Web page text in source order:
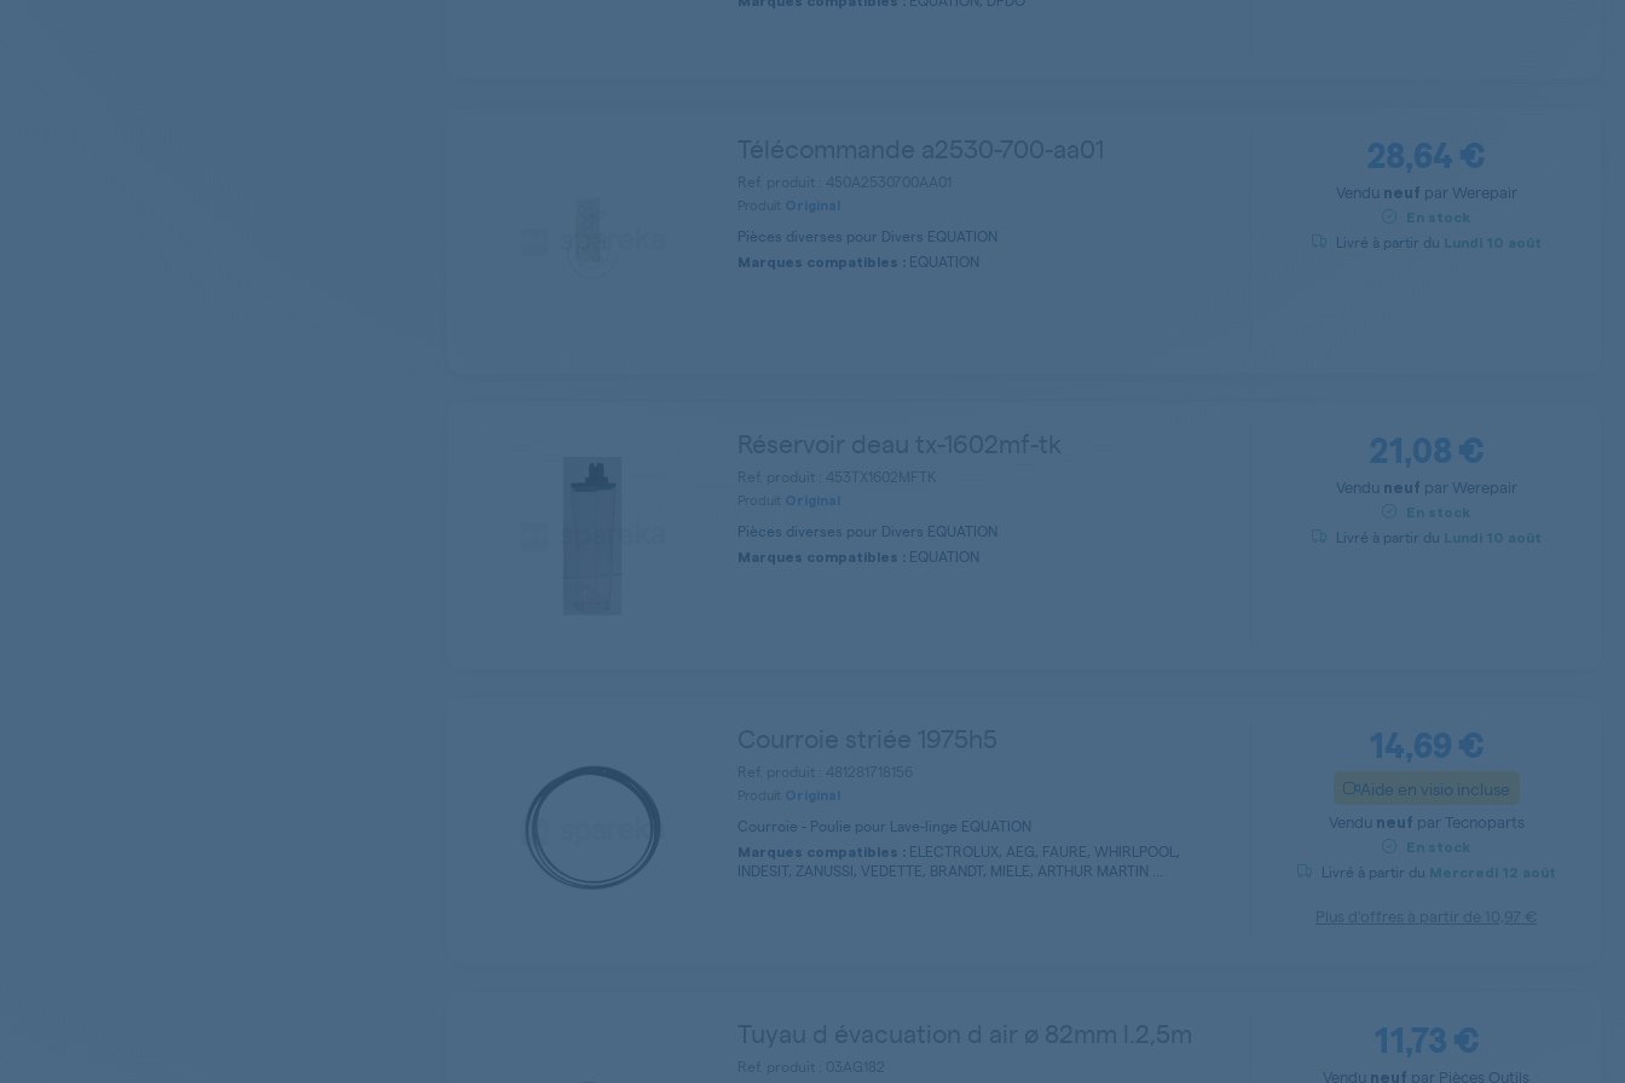
Original
Pièces diverses pour Divers EQUATION
Marques compatibles : EQUATION
28,64 €
Vendu neuf par Werepair
En stock
Livré à partir du Lundi 10 août
Original
Pièces diverses pour Divers EQUATION
Marques compatibles : EQUATION
21,08 €
Vendu neuf par Werepair
En stock
Livré à partir du Lundi 10 août
Original
Courroie - Poulie pour Lave-linge EQUATION
Marques compatibles : ELECTROLUX, AEG, FAURE, WHIRLPOOL,
INDESIT, ZANUSSI, VEDETTE, BRANDT, MIELE, ARTHUR MARTIN ...
14,69 €
Aide en visio incluse
Vendu neuf parTecnoparts
En stock
Livré à partir du Mercredi 12 août
11,73 €
Vendu neuf par Pièces Outils